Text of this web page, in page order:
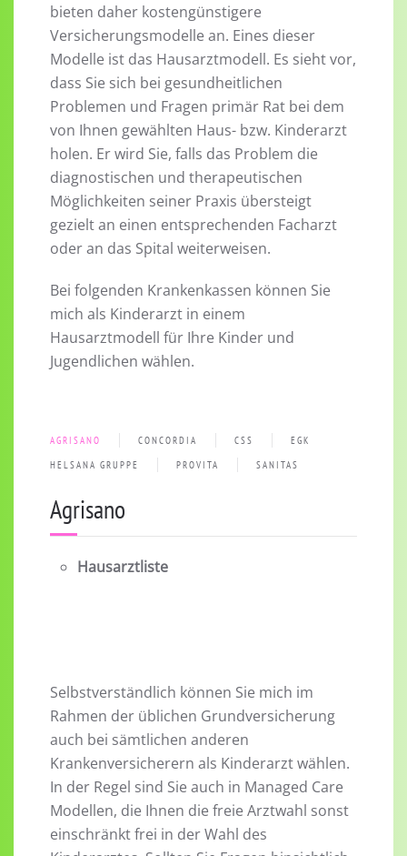
bieten daher kostengünstigere
Versicherungsmodelle an. Eines dieser
Modelle ist das Hausarztmodell. Es sieht vor,
dass Sie sich bei gesundheitlichen
Problemen und Fragen primär Rat bei dem
von Ihnen gewählten Haus- bzw. Kinderarzt
holen. Er wird Sie, falls das Problem die
diagnostischen und therapeutischen
Möglichkeiten seiner Praxis übersteigt
gezielt an einen entsprechenden Facharzt
oder an das Spital weiterweisen.
Bei folgenden Krankenkassen können Sie
mich als Kinderarzt in einem
Hausarztmodell für Ihre Kinder und
Jugendlichen wählen.
AGRISANO CONCORDIA CSS
EGK
HELSANA GRUPPE
PROVITA SANITAS
Agrisano
Hausarztliste
Selbstverständlich können Sie mich im
Rahmen der üblichen Grundversicherung
auch bei sämtlichen anderen
Krankenversicherern als Kinderarzt wählen.
In der Regel sind Sie auch in Managed Care
Modellen, die Ihnen die freie Arztwahl sonst
einschränkt frei in der Wahl des